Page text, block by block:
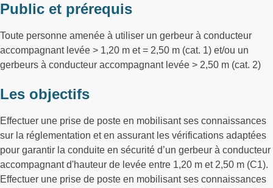
Public et prérequis
Toute personne amenée à utiliser un gerbeur à conducteur
accompagnant levée > 1,20 m et = 2,50 m (cat. 1) et/ou un
gerbeurs à conducteur accompagnant levée > 2,50 m (cat. 2)
Les objectifs
Effectuer une prise de poste en mobilisant ses connaissances
sur la réglementation et en assurant les vérifications adaptées
pour garantir la conduite en sécurité d’un gerbeur à conducteur
accompagnant d'hauteur de levée entre 1,20 m et 2,50 m (C1).
Effectuer une prise de poste en mobilisant ses connaissances